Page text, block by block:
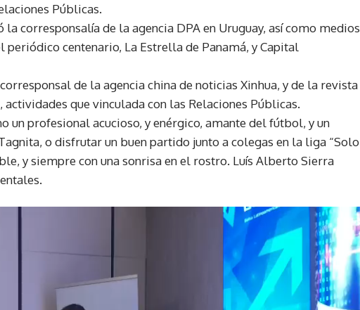
Públicas.
corresponsalía de la agencia DPA en Uruguay, así como medios
centenario, La Estrella de Panamá, y Capital
de la agencia china de noticias Xinhua, y de la revista
que vinculada con las Relaciones Públicas.
un profesional acucioso, y enérgico, amante del fútbol, y un
o disfrutar un buen partido junto a colegas en la liga “Solo
y siempre con una sonrisa en el rostro. Luís Alberto Sierra